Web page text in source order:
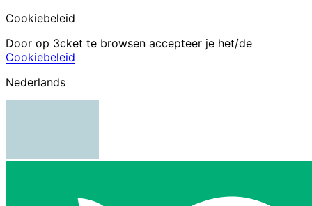
Cookiebeleid
Door op 3cket te browsen accepteer je het/de
Cookiebeleid
Nederlands